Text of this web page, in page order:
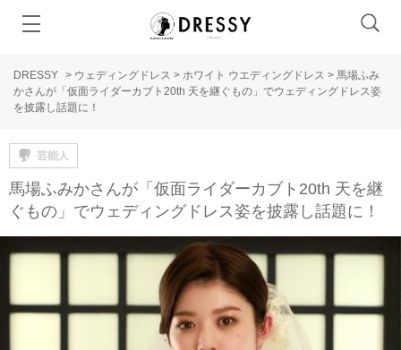
DRESSY > ウェディングドレス > ホワイト ウエディングドレス > 馬場ふみ
かさんが「仮面ライダーカブト20th 天を継ぐもの」でウェディングドレス姿
を披露し話題に！
芸能人
馬場ふみかさんが「仮面ライダーカブト20th 天を継
ぐもの」でウェディングドレス姿を披露し話題に！